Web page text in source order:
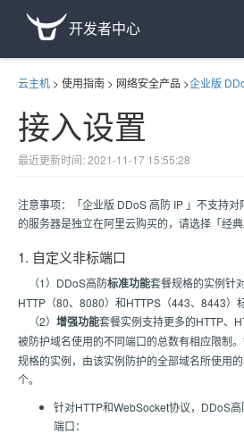
开发者中心
云主机 > 使用指南 > 网络安全产品 >企业版
接入设置
最近更新时间: 2021-11-17 15:55:28
注意事项：「企业版 DDoS 高防 IP 」不支持
的服务器是独立在阿里云购买的，请选择「经典
1. 自定义非标端口
（1）DDoS高防标准功能套餐规格的实例针
HTTP（80、8080）和HTTPS（443、8443）
（2） 增强功能套餐实例支持更多的HTTP、
被防护域名使用的不同端口的总数有相应限制
规格的实例，由该实例防护的全部域名所使用
个。
针对HTTP和WebSocket协议，DDoS
端口：